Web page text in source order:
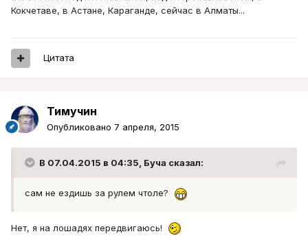
Кокчетаве, в Астане, Караганде, сейчас в Алматы...
Цитата
Тимучин
Опубликовано 7 апреля, 2015
В 07.04.2015 в 04:35, Буча сказал:
сам не ездишь за рулем чтоле?
Нет, я на лошадях передвигаюсь!